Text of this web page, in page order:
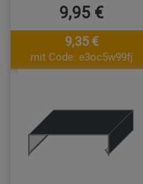
9,95 €
9,35 €
mit Code: e3oc5w99fj